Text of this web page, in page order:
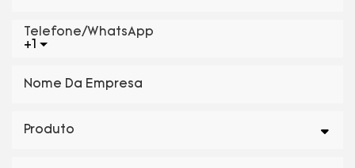
+1
Telefone/WhatsApp
Nome Da Empresa
Produto